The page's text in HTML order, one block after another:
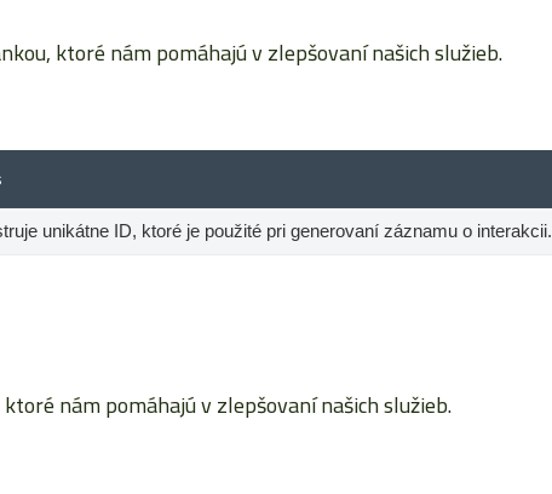
ktoré nám pomáhajú v zlepšovaní našich služieb.
unikátne ID, ktoré je použité pri generovaní záznamu o interakcii.
nám pomáhajú v zlepšovaní našich služieb.